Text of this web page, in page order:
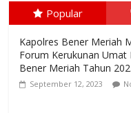
Popular
Kapolres Bener Meriah
Forum Kerukunan Umat
Bener Meriah Tahun
September 12, 2023